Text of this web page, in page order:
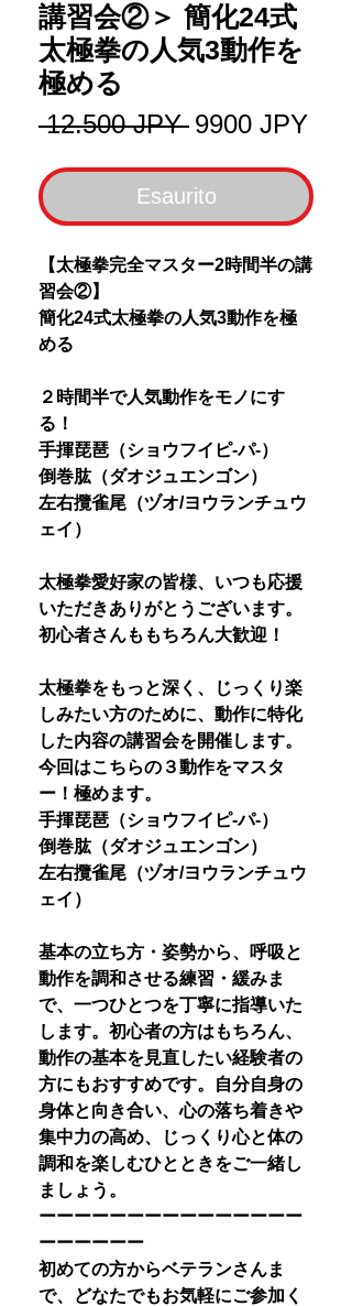
講習会②＞ 簡化24式
太極拳の人気3動作を
極める
12.500 JPY Prezzo
9900 JPY
Esaurito
【太極拳完全マスター2時間半の講
習会②】
簡化24式太極拳の人気3動作を極
める
２時間半で人気動作をモノにす
る！
手揮琵琶（ショウフイピ-パ-）
倒巻肱（ダオジュエンゴン）
左右攬雀尾（ヅオ/ヨウランチュウ
ェイ）
太極拳愛好家の皆様、いつも応援
いただきありがとうございます。
初心者さんももちろん大歓迎！
太極拳をもっと深く、じっくり楽
しみたい方のために、動作に特化
した内容の講習会を開催します。
今回はこちらの３動作をマスタ
ー！極めます。
手揮琵琶（ショウフイピ-パ-）
倒巻肱（ダオジュエンゴン）
左右攬雀尾（ヅオ/ヨウランチュウ
ェイ）
基本の立ち方・姿勢から、呼吸と
動作を調和させる練習・緩みま
で、一つひとつを丁寧に指導いた
します。初心者の方はもちろん、
動作の基本を見直したい経験者の
方にもおすすめです。自分自身の
身体と向き合い、心の落ち着きや
集中力の高め、じっくり心と体の
調和を楽しむひとときをご一緒し
ましょう。
ーーーーーーーーーーーーーーー
ーーーーーー
初めての方からベテランさんま
で、どなたでもお気軽にご参加く